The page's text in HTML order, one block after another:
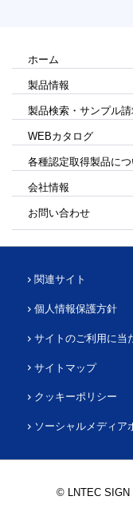
ホーム
製品情報
製品検索・サンプル
WEBカタログ
各種認定取得製品につ
会社情報
お問い合わせ
関連サイト
個人情報保護方針
サイトのご利用に当
サイトマップ
クッキーポリシー
ソーシャルメディア
© LNTEC